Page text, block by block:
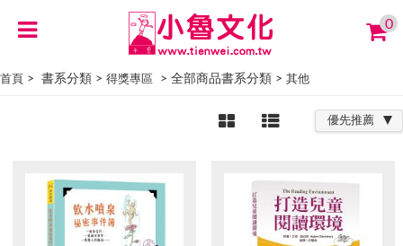
0
首頁 > 書系分類 > 得獎專區 > 全部商品書系分類 > 其他
優先推薦